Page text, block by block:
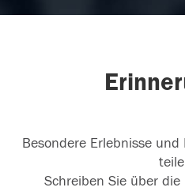
Besondere Erlebnisse
Schreiben Sie über